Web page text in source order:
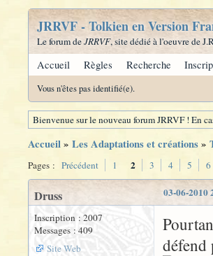
JRRVF - Tolkien en Version
Le forum deJRRVF, site dédié à l'oeuvre de
Accueil Règles Recherche
Vous n'êtes pas identifié(e).
Bienvenue sur le nouveau forum JRRVF ! En
Accueil» Les Adaptations et créations»
Pages : Précédent 1 2 3 4 5 6
03-06-2010
Druss
Inscription : 2007
Messages : 409
Site Web
défend